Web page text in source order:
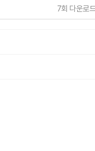
7회 다운로